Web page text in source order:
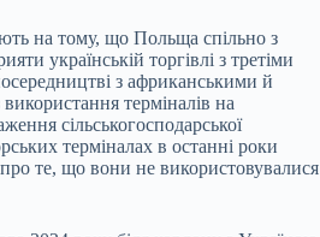
на тому, що Польща спільно з
українській торгівлі з третіми
з африканськими й
терміналів на
сільськогосподарської
терміналах в останні роки
те, що вони не використовувалися